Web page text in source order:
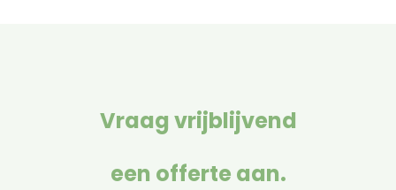
Vraag vrijblijvend
een offerte aan.